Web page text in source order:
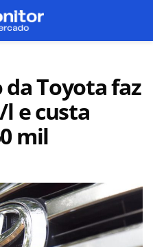
Toyota faz
e custa
mil